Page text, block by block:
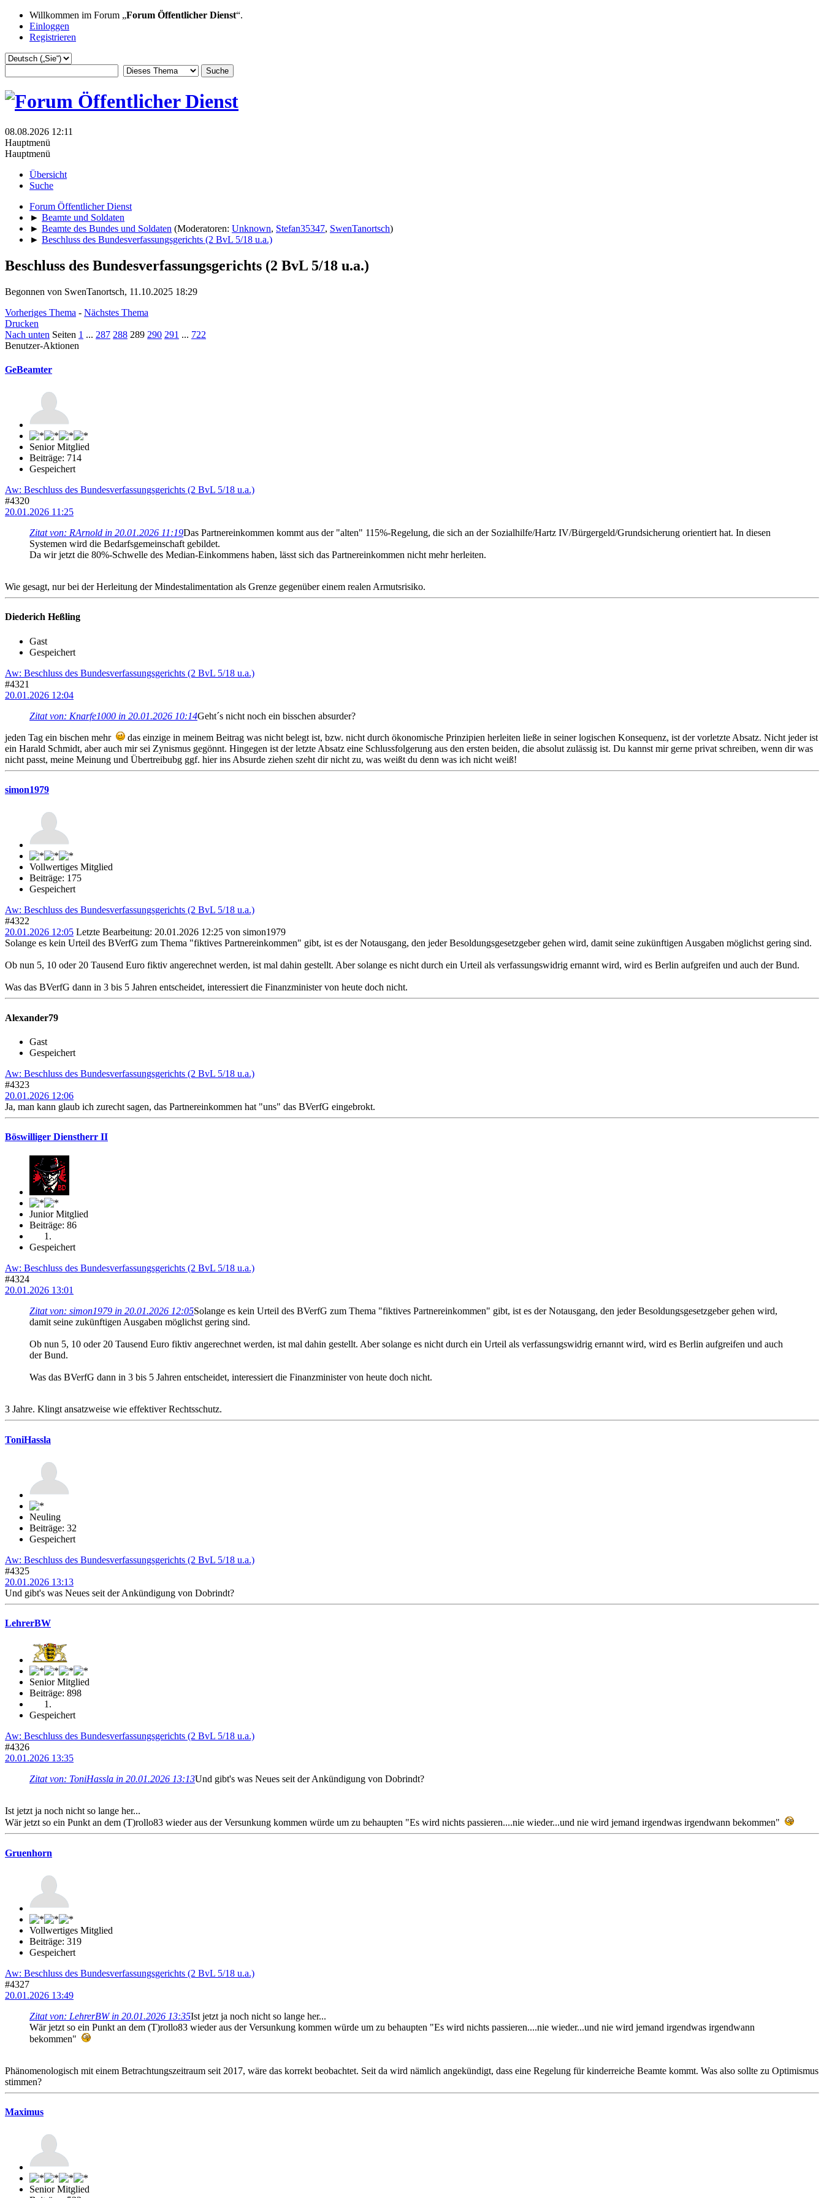
Willkommen im Forum „Forum Öffentlicher Dienst“.
Einloggen
Registrieren
08.08.2026 12:11
Hauptmenü
Hauptmenü
Übersicht
Suche
Forum Öffentlicher Dienst
► Beamte und Soldaten
► Beamte des Bundes und Soldaten (Moderatoren: Unknown, Stefan35347, SwenTanortsch)
► Beschluss des Bundesverfassungsgerichts (2 BvL 5/18 u.a.)
Beschluss des Bundesverfassungsgerichts (2 BvL 5/18 u.a.)
Begonnen von SwenTanortsch, 11.10.2025 18:29
Vorheriges Thema - Nächstes Thema
Drucken
Nach unten Seiten 1 ... 287 288 289 290 291 ... 722
Benutzer-Aktionen
GeBeamter
Senior Mitglied
Beiträge: 714
Gespeichert
Aw: Beschluss des Bundesverfassungsgerichts (2 BvL 5/18 u.a.)
#4320
20.01.2026 11:25
Zitat von: RArnold in 20.01.2026 11:19Das Partnereinkommen kommt aus der "alten" 115%-Regelung, die sich an der Sozialhilfe/Hartz IV/Bürgergeld/Grundsicherung orientiert hat. In diesen
Systemen wird die Bedarfsgemeinschaft gebildet.
Da wir jetzt die 80%-Schwelle des Median-Einkommens haben, lässt sich das Partnereinkommen nicht mehr herleiten.
Wie gesagt, nur bei der Herleitung der Mindestalimentation als Grenze gegenüber einem realen Armutsrisiko.
Diederich Heßling
Gast
Gespeichert
Aw: Beschluss des Bundesverfassungsgerichts (2 BvL 5/18 u.a.)
#4321
20.01.2026 12:04
Zitat von: Knarfe1000 in 20.01.2026 10:14Geht´s nicht noch ein bisschen absurder?
jeden Tag ein bischen mehr
das einzige in meinem Beitrag was nicht belegt ist, bzw. nicht durch ökonomische Prinzipien herleiten ließe in seiner logischen Konsequenz, ist der vorletzte Absatz. Nicht jeder ist
ein Harald Schmidt, aber auch mir sei Zynismus gegönnt. Hingegen ist der letzte Absatz eine Schlussfolgerung aus den ersten beiden, die absolut zulässig ist. Du kannst mir gerne privat schreiben, wenn dir was
nicht passt, meine Meinung und Übertreibubg ggf. hier ins Absurde ziehen szeht dir nicht zu, was weißt du denn was ich nicht weiß!
simon1979
Vollwertiges Mitglied
Beiträge: 175
Gespeichert
Aw: Beschluss des Bundesverfassungsgerichts (2 BvL 5/18 u.a.)
#4322
20.01.2026 12:05 Letzte Bearbeitung: 20.01.2026 12:25 von simon1979
Solange es kein Urteil des BVerfG zum Thema "fiktives Partnereinkommen" gibt, ist es der Notausgang, den jeder Besoldungsgesetzgeber gehen wird, damit seine zukünftigen Ausgaben möglichst gering sind.
Ob nun 5, 10 oder 20 Tausend Euro fiktiv angerechnet werden, ist mal dahin gestellt. Aber solange es nicht durch ein Urteil als verfassungswidrig ernannt wird, wird es Berlin aufgreifen und auch der Bund.
Was das BVerfG dann in 3 bis 5 Jahren entscheidet, interessiert die Finanzminister von heute doch nicht.
Alexander79
Gast
Gespeichert
Aw: Beschluss des Bundesverfassungsgerichts (2 BvL 5/18 u.a.)
#4323
20.01.2026 12:06
Ja, man kann glaub ich zurecht sagen, das Partnereinkommen hat "uns" das BVerfG eingebrokt.
Böswilliger Dienstherr II
Junior Mitglied
Beiträge: 86
Gespeichert
Aw: Beschluss des Bundesverfassungsgerichts (2 BvL 5/18 u.a.)
#4324
20.01.2026 13:01
Zitat von: simon1979 in 20.01.2026 12:05Solange es kein Urteil des BVerfG zum Thema "fiktives Partnereinkommen" gibt, ist es der Notausgang, den jeder Besoldungsgesetzgeber gehen wird,
damit seine zukünftigen Ausgaben möglichst gering sind.
Ob nun 5, 10 oder 20 Tausend Euro fiktiv angerechnet werden, ist mal dahin gestellt. Aber solange es nicht durch ein Urteil als verfassungswidrig ernannt wird, wird es Berlin aufgreifen und auch
der Bund.
Was das BVerfG dann in 3 bis 5 Jahren entscheidet, interessiert die Finanzminister von heute doch nicht.
3 Jahre. Klingt ansatzweise wie effektiver Rechtsschutz.
ToniHassla
Neuling
Beiträge: 32
Gespeichert
Aw: Beschluss des Bundesverfassungsgerichts (2 BvL 5/18 u.a.)
#4325
20.01.2026 13:13
Und gibt's was Neues seit der Ankündigung von Dobrindt?
LehrerBW
Senior Mitglied
Beiträge: 898
Gespeichert
Aw: Beschluss des Bundesverfassungsgerichts (2 BvL 5/18 u.a.)
#4326
20.01.2026 13:35
Zitat von: ToniHassla in 20.01.2026 13:13Und gibt's was Neues seit der Ankündigung von Dobrindt?
Ist jetzt ja noch nicht so lange her...
Wär jetzt so ein Punkt an dem (T)rollo83 wieder aus der Versunkung kommen würde um zu behaupten "Es wird nichts passieren....nie wieder...und nie wird jemand irgendwas irgendwann bekommen"
Gruenhorn
Vollwertiges Mitglied
Beiträge: 319
Gespeichert
Aw: Beschluss des Bundesverfassungsgerichts (2 BvL 5/18 u.a.)
#4327
20.01.2026 13:49
Zitat von: LehrerBW in 20.01.2026 13:35Ist jetzt ja noch nicht so lange her...
Wär jetzt so ein Punkt an dem (T)rollo83 wieder aus der Versunkung kommen würde um zu behaupten "Es wird nichts passieren....nie wieder...und nie wird jemand irgendwas irgendwann
bekommen"
Phänomenologisch mit einem Betrachtungszeitraum seit 2017, wäre das korrekt beobachtet. Seit da wird nämlich angekündigt, dass eine Regelung für kinderreiche Beamte kommt. Was also sollte zu Optimismus
stimmen?
Maximus
Senior Mitglied